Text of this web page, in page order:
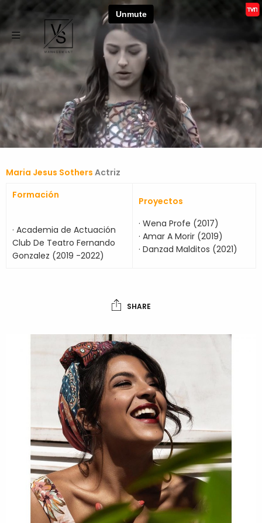
Maria Jesus Sothers Actriz
Formación
· Academia de Actuación
Club De Teatro Fernando
Gonzalez (2019 -2022)
Proyectos
· Wena Profe (2017)
· Amar A Morir (2019)
· Danzad Malditos (2021)
SHARE